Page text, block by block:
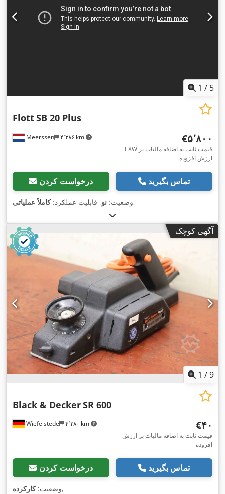
1 / 5
Meerssen ۴٬۳۸۶ km
FlottSB 20 Plus
‎€۵٬۸۰۰
EXW قیمت ثابت به اضافه مالیات بر
ارزش افزوده
درخواست کردن تماس بگیرید
وضعیت: نو, قابلیت عملکرد:کاملاً عملیاتی ,
آگهی کوچک
1 /9
Wiefelstede ۴٬۲۸۰ km
Black & DeckerSR 600
‎€۴۰
قیمت ثابت به اضافه مالیات بر ارزش
افزوده
درخواست کردن تماس بگیرید
وضعیت:کارکرده ,